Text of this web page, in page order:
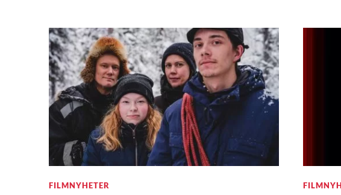
FILMNYHETER